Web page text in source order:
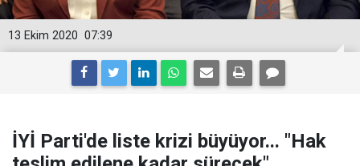
07:39
13 Ekim 2020
İYİ Parti'de liste krizi büyüyor... "Hak